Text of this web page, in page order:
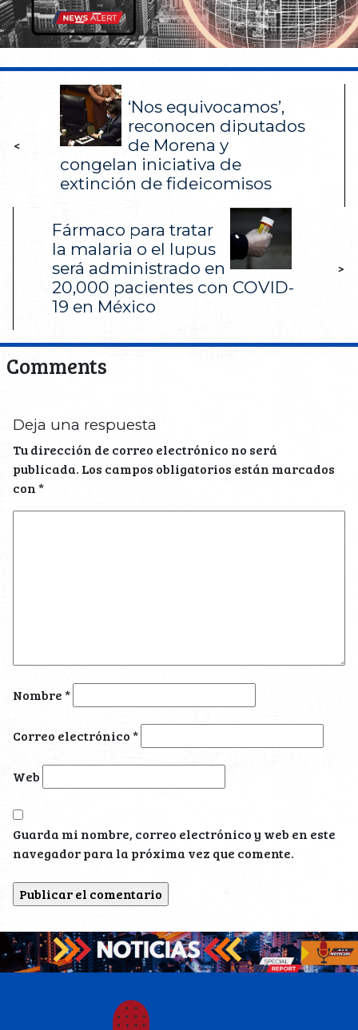
<
‘Nos equivocamos’,
reconocen diputados
de Morena y
congelan iniciativa de
extinción de fideicomisos
Fármaco para tratar
la malaria o el lupus
será administrado en
20,000 pacientes con COVID-
19 en México
>
Comments
Deja una respuesta
Tu dirección de correo electrónico no será
publicada. Los campos obligatorios están marcados
con*
Nombre*
Correo electrónico*
Web
Guarda mi nombre, correo electrónico y web en este
navegador para la próxima vez que comente.